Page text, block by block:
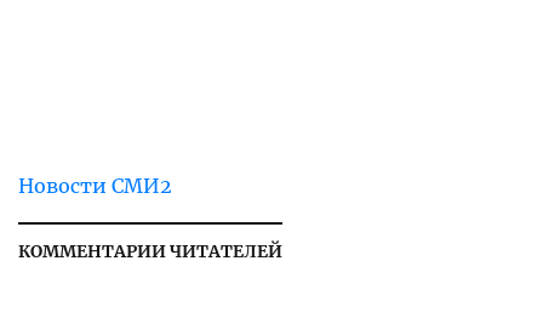
Новости СМИ2
КОММЕНТАРИИ ЧИТАТЕЛЕЙ